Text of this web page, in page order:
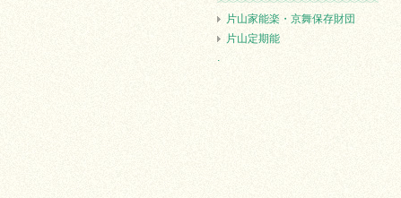
片山家能楽・京舞保存財団
片山定期能
.